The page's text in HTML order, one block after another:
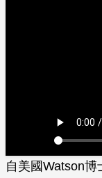
自美國Watson